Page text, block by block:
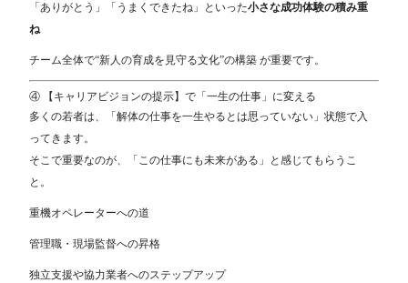
「ありがとう」「うまくできたね」といった小さな成功体験の積み重
ね
チーム全体で“新人の育成を見守る文化”の構築 が重要です。
④ 【キャリアビジョンの提示】で「一生の仕事」に変える
多くの若者は、「解体の仕事を一生やるとは思っていない」状態で入
ってきます。
そこで重要なのが、「この仕事にも未来がある」と感じてもらうこ
と。
重機オペレーターへの道
管理職・現場監督への昇格
独立支援や協力業者へのステップアップ